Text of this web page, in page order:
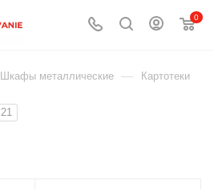
0
Шкафы металлические — Картотеки
21